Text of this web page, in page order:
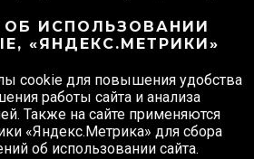
ИСПОЛЬЗОВАНИИ
«ЯНДЕКС.МЕТРИКИ»
cookie для повышения удобства
работы сайта и анализа
Также на сайте применяются
«Яндекс.Метрика» для сбора
об использовании сайта.